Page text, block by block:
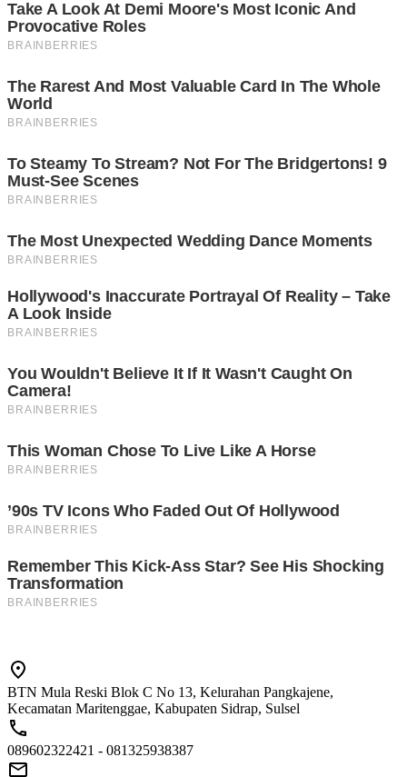
BTN Mula Reski Blok C No 13, Kelurahan Pangkajene,
Kecamatan Maritenggae, Kabupaten Sidrap, Sulsel
089602322421 - 081325938387